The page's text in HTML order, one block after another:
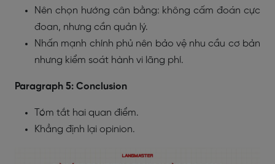
Nên chọn hướng cân bằng: không cấm đoán cực
đoan, nhưng cần quản lý.
Nhấn mạnh chính phủ nên bảo vệ nhu cầu cơ bản
nhưng kiểm soát hành vi lãng phí.
Paragraph 5: Conclusion
Tóm tắt hai quan điểm.
Khẳng định lại opinion.